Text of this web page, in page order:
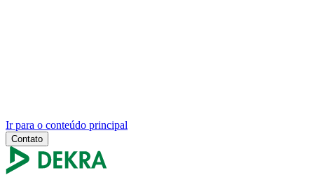
Ir para o conteúdo principal
Contato